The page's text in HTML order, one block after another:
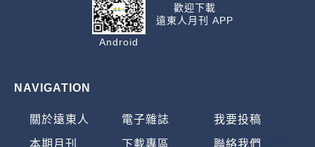
Android
歡迎下載
遠東人月刊 APP
NAVIGATION
關於遠東人 電子雜誌 我要投稿
本期月刊 下載專區 聯絡我們